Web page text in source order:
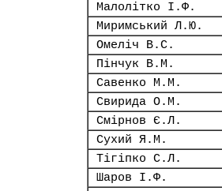
Малолітко І.Ф.
Миримський Л.Ю.
Омеліч В.С.
Пінчук В.М.
Савенко М.М.
Свирида О.М.
Смірнов Є.Л.
Сухий Я.М.
Тігіпко С.Л.
Шаров І.Ф.